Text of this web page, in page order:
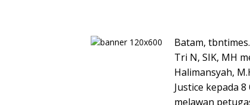
Batam,
Tri N, SIK, MH
Halimansyah,
Justice kepada
melawan